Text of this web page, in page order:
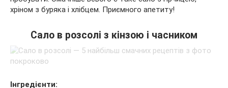
хріном з буряка і хлібцем. Приємного апетиту!
Сало в розсолі з кінзою і часником
Інгредієнти: